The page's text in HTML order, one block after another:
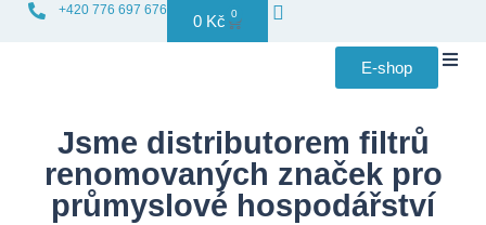
+420 776 697 676
0 Kč 0
E-shop
Jsme distributorem filtrů
renomovaných značek pro
průmyslové hospodářství